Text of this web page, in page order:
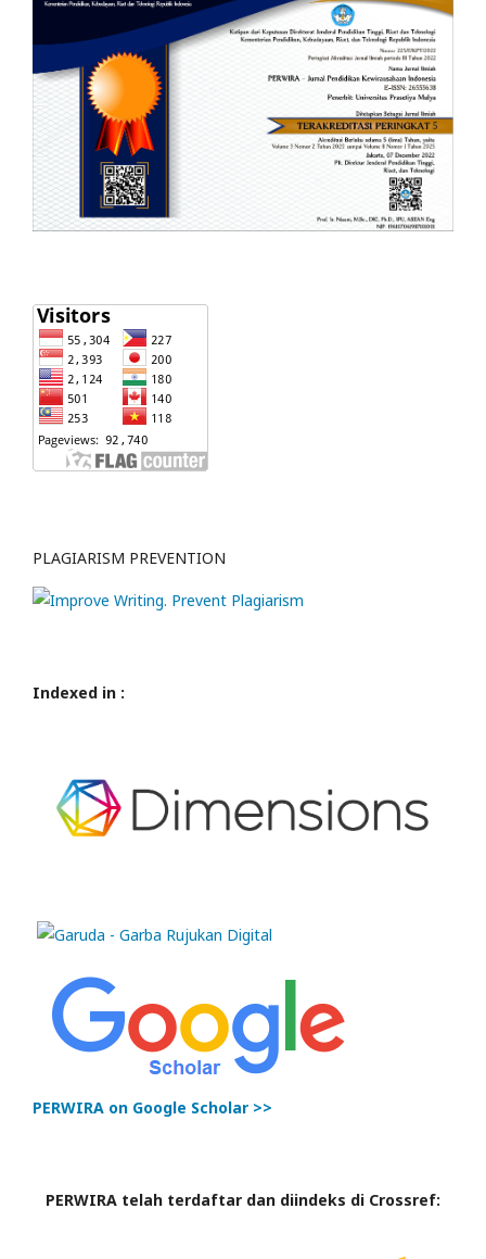
PLAGIARISM PREVENTION
Indexed in :
PERWIRA on Google Scholar >>
PERWIRA telah terdaftar dan diindeks di Crossref: